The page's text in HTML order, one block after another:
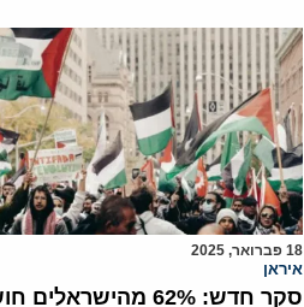
18 פברואר, 2025
איראן